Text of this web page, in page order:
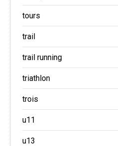
tours
trail
trail running
triathlon
trois
u11
u13